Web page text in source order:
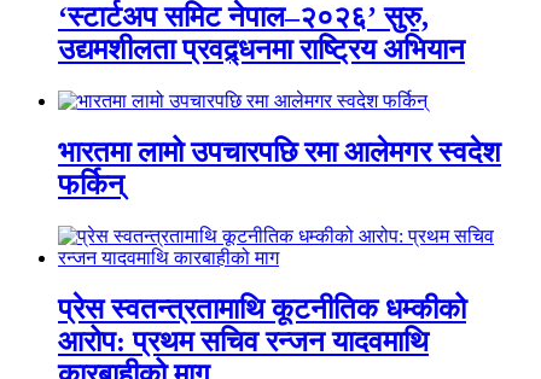
‘स्टार्टअप समिट नेपाल–२०२६’ सुरु,
उद्यमशीलता प्रवद्र्धनमा राष्ट्रिय अभियान
भारतमा लामो उपचारपछि रमा आलेमगर स्वदेश
फर्किन्
प्रेस स्वतन्त्रतामाथि कूटनीतिक धम्कीको
आरोप: प्रथम सचिव रन्जन यादवमाथि